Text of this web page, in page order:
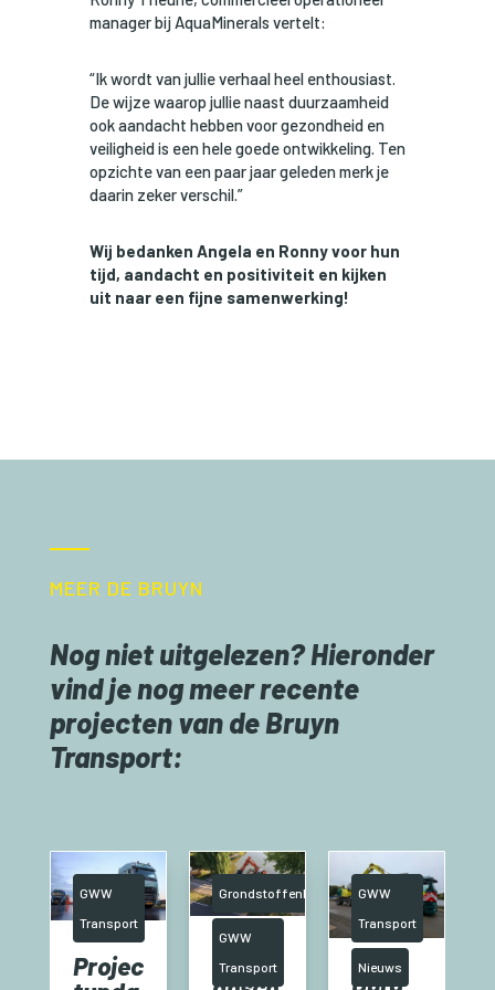
manager bij AquaMinerals vertelt:
“Ik wordt van jullie verhaal heel enthousiast.
De wijze waarop jullie naast duurzaamheid
ook aandacht hebben voor gezondheid en
veiligheid is een hele goede ontwikkeling. Ten
opzichte van een paar jaar geleden merk je
daarin zeker verschil.”
Wij bedanken Angela en Ronny voor hun
tijd, aandacht en positiviteit en kijken
uit naar een fijne samenwerking!
MEER DE BRUYN
Nog niet uitgelezen? Hieronder
vind je nog meer recente
projecten van de Bruyn
Transport:
GWW
Transport
Projec
Grondstoffenhandel
GWW
Transport
Vakm
GWW
Transport
Nieuws
Dura